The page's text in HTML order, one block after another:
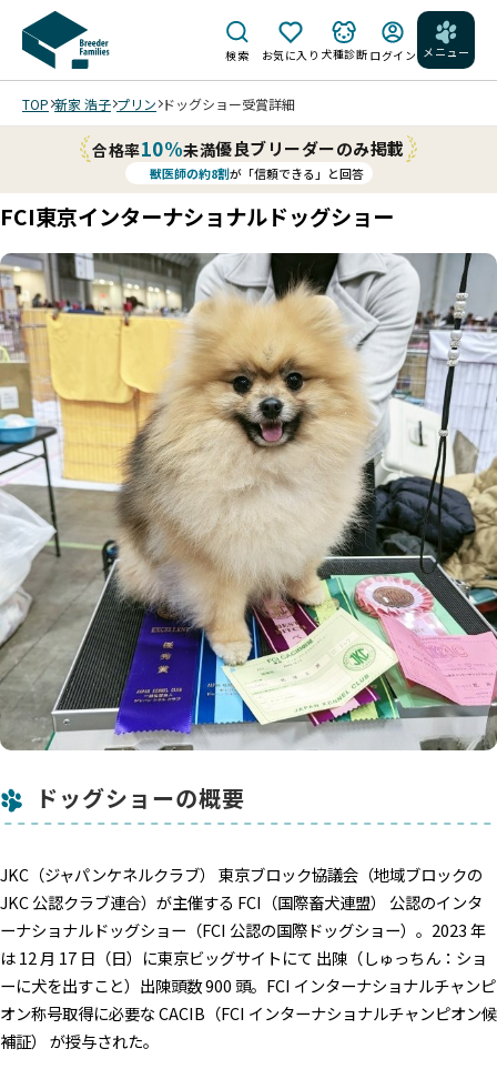
検索 お気に入り 犬種診断 ログイン メニュー
TOP 新家 浩子 プリン ドッグショー受賞詳細
合格率10%未満優良ブリーダーのみ掲載
獣医師の約8割が「信頼できる」と回答
FCI東京インターナショナルドッグショー
ドッグショーの概要
JKC（ジャパンケネルクラブ） 東京ブロック協議会（地域ブロックの
JKC 公認クラブ連合）が主催する FCI（国際畜犬連盟） 公認のインタ
ーナショナルドッグショー（FCI 公認の国際ドッグショー）。2023 年
は 12 月 17 日（日）に東京ビッグサイトにて 出陳（しゅっちん：ショ
ーに犬を出すこと）出陳頭数 900 頭。FCI インターナショナルチャンピ
オン称号取得に必要な CACIB（FCI インターナショナルチャンピオン候
補証） が授与された。